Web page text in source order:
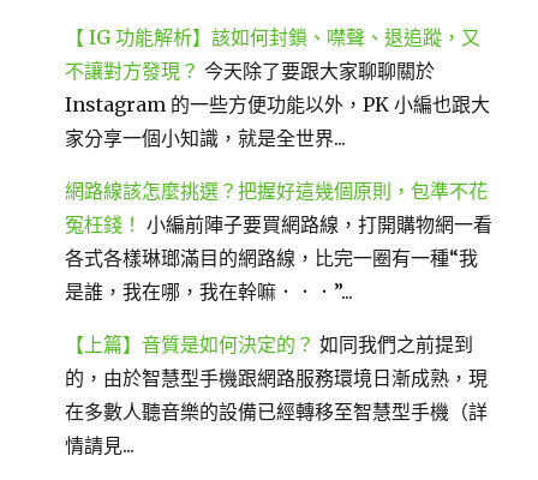
【 IG 功能解析】該如何封鎖、噤聲、退追蹤，又
不讓對方發現？ 今天除了要跟大家聊聊關於
Instagram 的一些方便功能以外，PK 小編也跟大
家分享一個小知識，就是全世界...
網路線該怎麼挑選？把握好這幾個原則，包準不花
冤枉錢！ 小編前陣子要買網路線，打開購物網一看
各式各樣琳瑯滿目的網路線，比完一圈有一種“我
是誰，我在哪，我在幹嘛．．．”...
【上篇】音質是如何決定的？ 如同我們之前提到
的，由於智慧型手機跟網路服務環境日漸成熟，現
在多數人聽音樂的設備已經轉移至智慧型手機（詳
情請見...